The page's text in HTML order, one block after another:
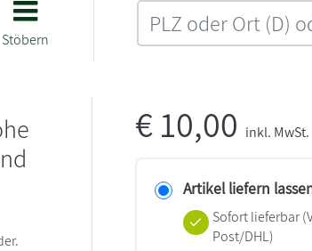
Stöbern
€10,00 inkl. MwSt.
Artikel liefern
Sofort lieferbar
Post/DHL)